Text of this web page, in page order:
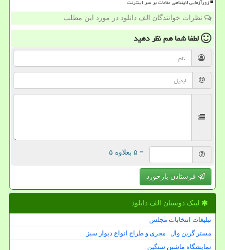
زورآزمایی لایتناهی مقامات بر سر اینترنت
نظرات خوانندگان الف دانلود در مورد این مطلب
لطفا شما همنظر دهید
= ۵ بعلاوه ۵
فرستادن بازخورد
لینک دوستان الف دانلود
تبلیغات انتخابات مجلس
مستر گرین وال | مجری و طراح انواع دیوار سبز
نمایشگاه ماشین سنگین